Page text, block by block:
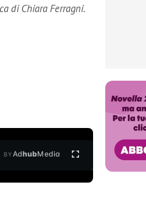
di Chiara Ferragni.
BYAdhubMedia